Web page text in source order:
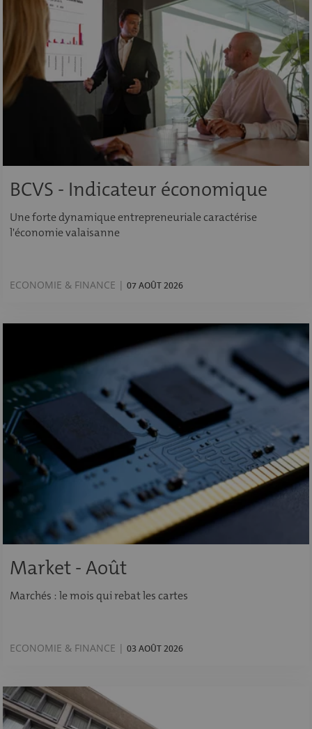
BCVS - Indicateur économique
Une forte dynamique entrepreneuriale caractérise
l'économie valaisanne
ECONOMIE & FINANCE | 07 AOÛT 2026
Market - Août
Marchés : le mois qui rebat les cartes
ECONOMIE & FINANCE | 03 AOÛT 2026